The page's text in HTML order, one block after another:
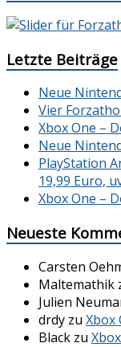
Letzte Beiträge
Neue
Vier
Xbox One –
Neue
PlayStation
19,99 Euro,
Xbox One –
Neueste
Carsten
Maltemathik
Julien
drdy zu Xbox
Black zu